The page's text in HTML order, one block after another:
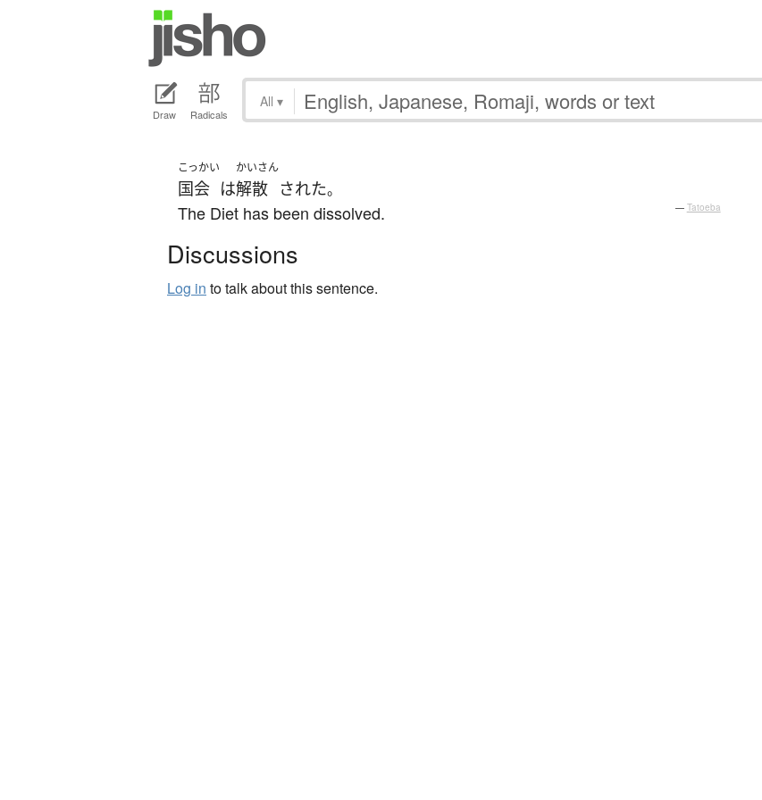
Draw Radicals
All ▾
こっかい
国会 は
かいさん
解散 された。
The Diet has been dissolved. — Tatoeba
Discussions
Log in to talk about this sentence.